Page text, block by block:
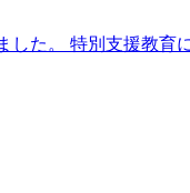
た。 特別支援教育